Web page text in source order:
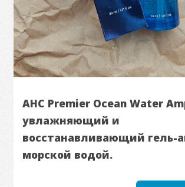
AHC Premier Ocean Water
увлажняющий и
восстанавливающий гель-
морской водой.